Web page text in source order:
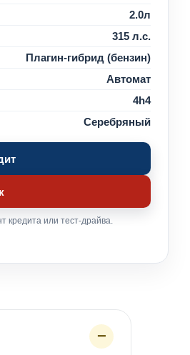
2.0л
315 л.с.
Плагин-гибрид (бензин)
Автомат
4h4
Серебряный
кредита или тест-драйва.
−